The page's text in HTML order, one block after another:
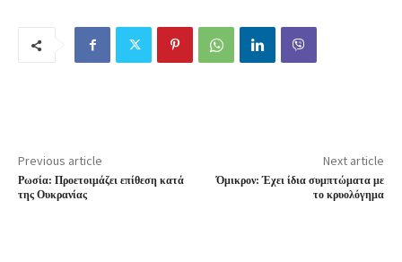
Previous article
Ρωσία: Προετοιμάζει επίθεση κατά
της Ουκρανίας
Next article
Όμικρον: Έχει ίδια συμπτώματα με
το κρυολόγημα